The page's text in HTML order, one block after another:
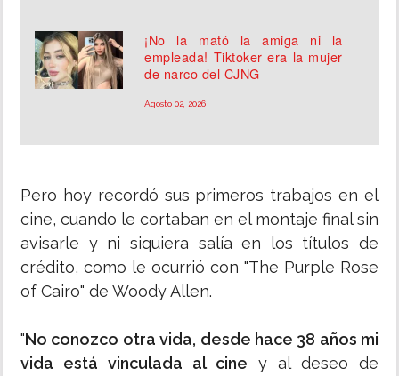
¡No la mató la amiga ni la
empleada! Tiktoker era la mujer
de narco del CJNG
Agosto 02, 2026
Pero hoy recordó sus primeros trabajos en el
cine, cuando le cortaban en el montaje final sin
avisarle y ni siquiera salía en los títulos de
crédito, como le ocurrió con "The Purple Rose
of Cairo" de Woody Allen.
"No conozco otra vida, desde hace 38 años mi
vida está vinculada al cine y al deseo de